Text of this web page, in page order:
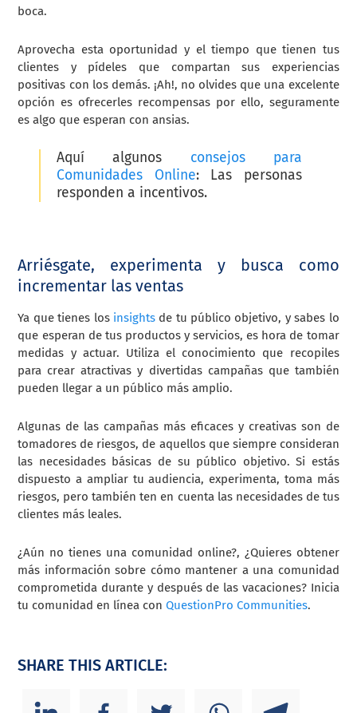
boca.
Aprovecha esta oportunidad y el tiempo que tienen tus
clientes y pídeles que compartan sus experiencias
positivas con los demás. ¡Ah!, no olvides que una excelente
opción es ofrecerles recompensas por ello, seguramente
es algo que esperan con ansias.
Aquí algunos consejos para
Comunidades Online: Las personas
responden a incentivos.
Arriésgate, experimenta y busca como
incrementar las ventas
Ya que tienes los insightsde tu público objetivo, y sabes lo
que esperan de tus productos y servicios, es hora de tomar
medidas y actuar. Utiliza el conocimiento que recopiles
para crear atractivas y divertidas campañas que también
pueden llegar a un público más amplio.
Algunas de las campañas más eficaces y creativas son de
tomadores de riesgos, de aquellos que siempre consideran
las necesidades básicas de su público objetivo. Si estás
dispuesto a ampliar tu audiencia, experimenta, toma más
riesgos, pero también ten en cuenta las necesidades de tus
clientes más leales.
¿Aún no tienes una comunidad online?, ¿Quieres obtener
más información sobre cómo mantener a una comunidad
comprometida durante y después de las vacaciones? Inicia
tu comunidad en línea conQuestionPro Communities.
SHARE THIS ARTICLE: